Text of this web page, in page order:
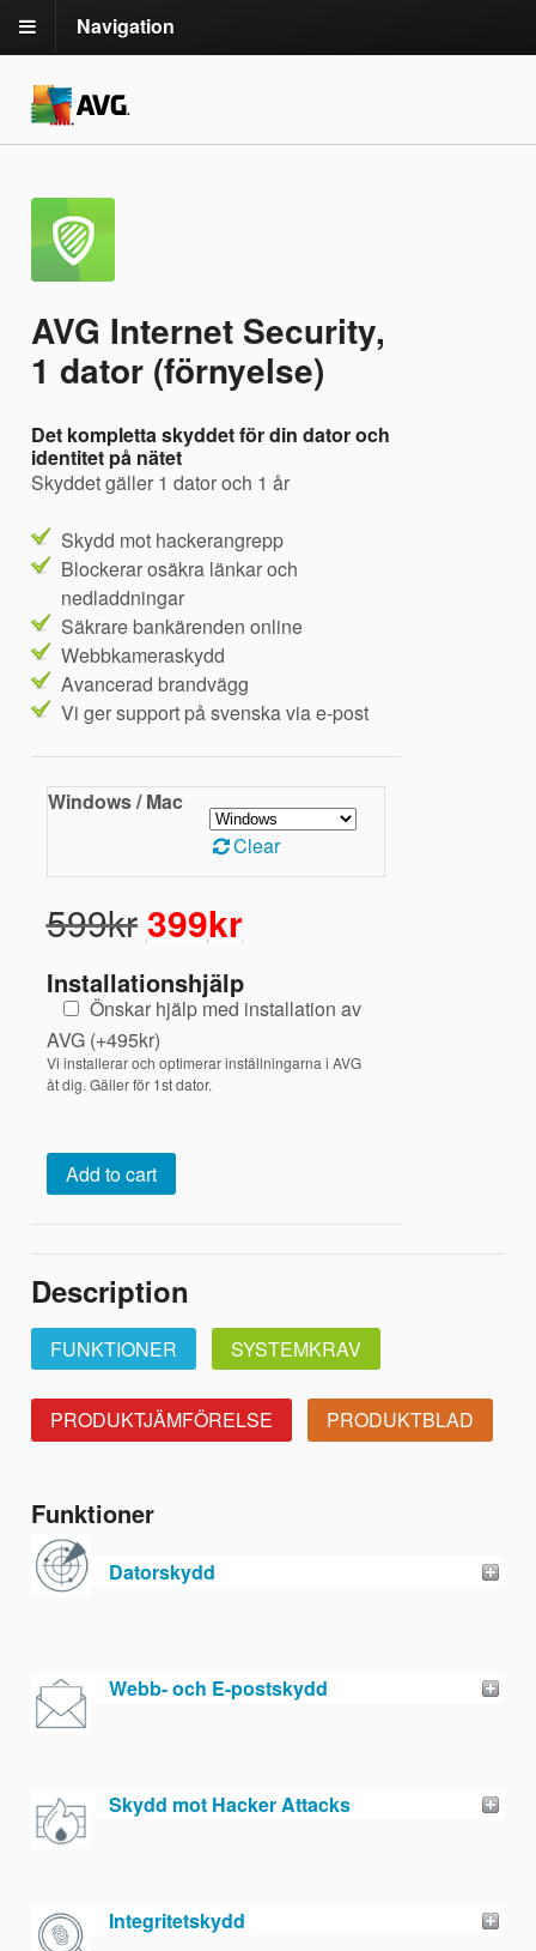
Navigation
AVG Internet Security,
1 dator (förnyelse)
Det kompletta skyddet för din dator och
identitet på nätet
Skyddet gäller 1 dator och 1 år
Skydd mot hackerangrepp
Blockerar osäkra länkar och
nedladdningar
Säkrare bankärenden online
Webbkameraskydd
Avancerad brandvägg
Vi ger support på svenska via e-post
Windows / Mac
Clear
599krOriginal
price
was:
599kr.
399krCurrent
price
is:
399kr.
Installationshjälp
Önskar hjälp med installation av
AVG (+495kr)
Vi installerar och optimerar inställningarna i AVG
åt dig. Gäller för 1st dator.
Add to cart
Description
FUNKTIONER SYSTEMKRAV
PRODUKTJÄMFÖRELSE PRODUKTBLAD
Funktioner
Datorskydd
Webb- och E-postskydd
Skydd mot Hacker Attacks
Integritetskydd